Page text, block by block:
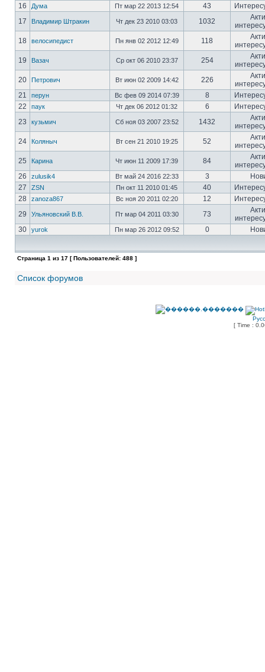
16
Дума Пт мар 22 2013 12:54 43
17
Владимир Штракин Чт дек 23 2010 03:03 1032
18
велосипедист Пн янв 02 2012 12:49 118
19
Вазач Ср окт 06 2010 23:37 254
20
Петрович Вт июн 02 2009 14:42 226
21
перун Вс фев 09 2014 07:39 8
22
паук Чт дек 06 2012 01:32 6
23
кузьмич Сб ноя 03 2007 23:52 1432
24
Коляныч Вт сен 21 2010 19:25 52
25
Карина Чт июн 11 2009 17:39 84
26
zulusik4 Вт май 24 2016 22:33 3
27
ZSN Пн окт 11 2010 01:45 40
28
zanoza867 Вс ноя 20 2011 02:20 12
29
Ульяновский В.В. Пт мар 04 2011 03:30 73
30
yurok Пн мар 26 2012 09:52 0
Страница 1 из 17 [ Пользователей: 488 ]
Список форумов
[ Time :